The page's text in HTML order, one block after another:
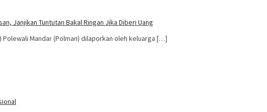
Janjikan Tuntutan Bakal Ringan Jika Diberi Uang
Mandar (Polman) dilaporkan oleh keluarga […]